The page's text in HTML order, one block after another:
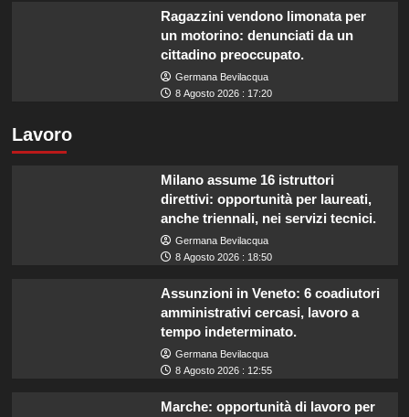
Ragazzini vendono limonata per
un motorino: denunciati da un
cittadino preoccupato.
Germana Bevilacqua
8 Agosto 2026 : 17:20
Lavoro
Milano assume 16 istruttori
direttivi: opportunità per laureati,
anche triennali, nei servizi tecnici.
Germana Bevilacqua
8 Agosto 2026 : 18:50
Assunzioni in Veneto: 6 coadiutori
amministrativi cercasi, lavoro a
tempo indeterminato.
Germana Bevilacqua
8 Agosto 2026 : 12:55
Marche: opportunità di lavoro per